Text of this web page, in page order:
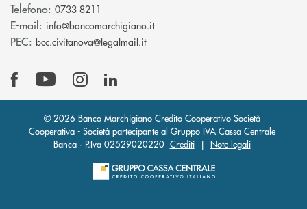
Telefono: 0733 8211
E-mail: info@bancomarchigiano.it(si apre l’app di posta
PEC: bcc.civitanova@legalmail.it(si apre l’app di posta elettronica)
© 2026 Banco Marchigiano Credito Cooperativo Società
Cooperativa - Società partecipante al Gruppo IVA Cassa Centrale
Banca · P.Iva 02529020220 Crediti| Note legali